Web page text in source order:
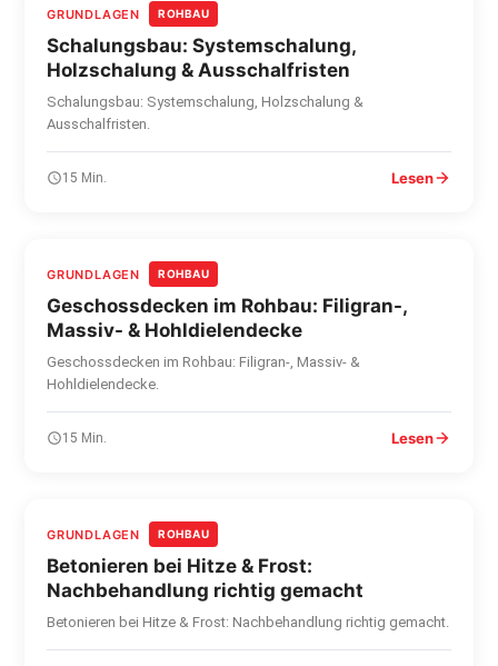
GRUNDLAGEN ROHBAU
Schalungsbau: Systemschalung,
Holzschalung & Ausschalfristen
Schalungsbau: Systemschalung, Holzschalung &
Ausschalfristen.
15 Min. Lesen
GRUNDLAGEN ROHBAU
Geschossdecken im Rohbau: Filigran-,
Massiv- & Hohldielendecke
Geschossdecken im Rohbau: Filigran-, Massiv- &
Hohldielendecke.
15 Min. Lesen
GRUNDLAGEN ROHBAU
Betonieren bei Hitze & Frost:
Nachbehandlung richtig gemacht
Betonieren bei Hitze & Frost: Nachbehandlung richtig gemacht.